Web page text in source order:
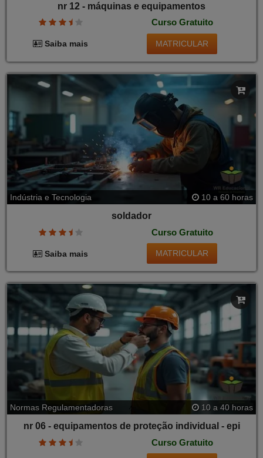
nr 12 - máquinas e equipamentos
Curso Gratuito
Saiba mais MATRICULAR
Indústria e Tecnologia 10 a 60 horas
soldador
Curso Gratuito
Saiba mais MATRICULAR
Normas Regulamentadoras 10 a 40 horas
nr 06 - equipamentos de proteção individual - epi
Curso Gratuito